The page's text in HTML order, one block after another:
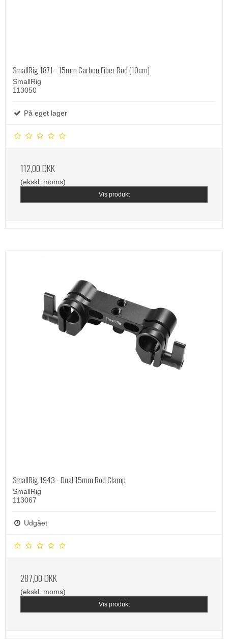
SmallRig 1871 - 15mm Carbon Fiber Rod (10cm)
SmallRig
113050
På eget lager
112,00 DKK
(ekskl. moms)
Vis produkt
SmallRig 1943 - Dual 15mm Rod Clamp
SmallRig
113067
Udgået
287,00 DKK
(ekskl. moms)
Vis produkt